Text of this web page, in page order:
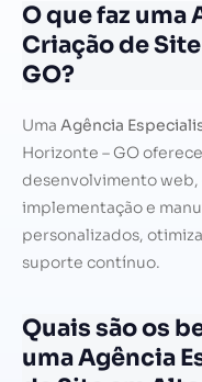
O que faz uma
Criação de
GO?
Uma Agência
Horizonte – GO
desenvolvimento web,
implementação e
personalizados,
suporte contínuo.
Quais são os
uma Agência